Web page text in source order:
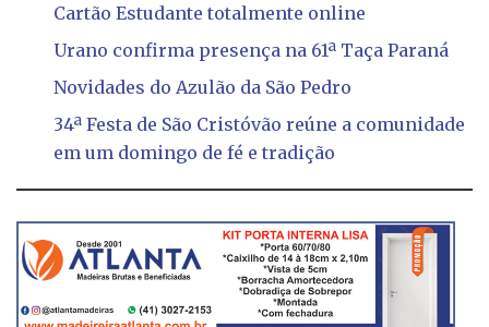
Cartão Estudante totalmente online
Urano confirma presença na 61ª Taça Paraná
Novidades do Azulão da São Pedro
34ª Festa de São Cristóvão reúne a comunidade
em um domingo de fé e tradição